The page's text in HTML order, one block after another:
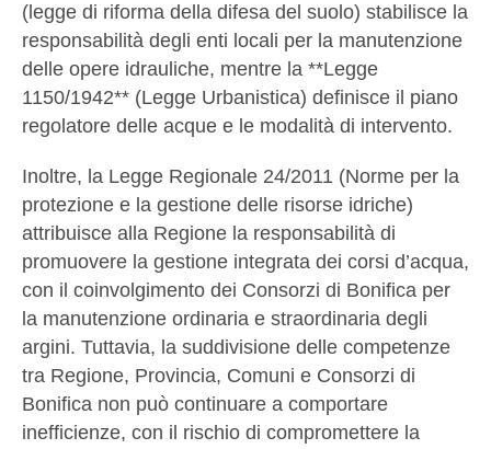
(legge di riforma della difesa del suolo) stabilisce la
responsabilità degli enti locali per la manutenzione
delle opere idrauliche, mentre la **Legge
1150/1942** (Legge Urbanistica) definisce il piano
regolatore delle acque e le modalità di intervento.
Inoltre, la Legge Regionale 24/2011 (Norme per la
protezione e la gestione delle risorse idriche)
attribuisce alla Regione la responsabilità di
promuovere la gestione integrata dei corsi d’acqua,
con il coinvolgimento dei Consorzi di Bonifica per
la manutenzione ordinaria e straordinaria degli
argini. Tuttavia, la suddivisione delle competenze
tra Regione, Provincia, Comuni e Consorzi di
Bonifica non può continuare a comportare
inefficienze, con il rischio di compromettere la